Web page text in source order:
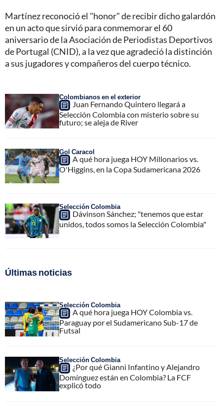
Martínez reconoció el "honor" de recibir dicho galardón
en un acto que sirvió para conmemorar el 60
aniversario de la Asociación de Periodistas Deportivos
de Portugal (CNID), a la vez que agradeció la distinción
a sus jugadores y compañeros del cuerpo técnico.
Colombianos en el exterior
Juan Fernando Quintero llegará a
Selección Colombia con misterio sobre su
futuro; se aleja de River
Gol Caracol
A qué hora juega HOY Millonarios vs.
O'Higgins, en la Copa Sudamericana 2026
Selección Colombia
Dávinson Sánchez; "tenemos que estar
unidos, todos somos la Selección Colombia"
Últimas noticias
Selección Colombia
A qué hora juega HOY Colombia vs.
Paraguay por el Sudamericano Sub-17 de
Futsal
Selección Colombia
¿Por qué Gianni Infantino y Alejandro
Domínguez están en Colombia? La FCF
explicó todo